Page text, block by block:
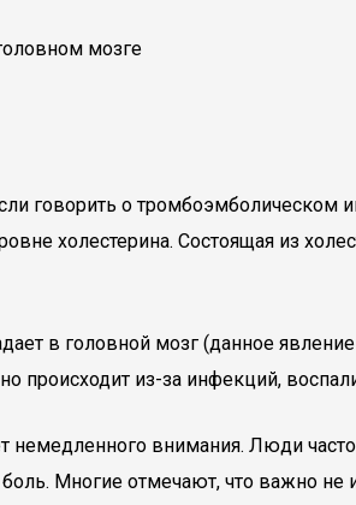
говорить о тромбоэмболическом
холестерина. Состоящая из
в головной мозг (данное
происходит из-за инфекций,
немедленного внимания. Люди
Многие отмечают, что важно не